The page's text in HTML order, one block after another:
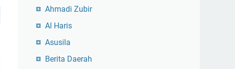
Ahmadi Zubir
Al Haris
Asusila
Berita Daerah